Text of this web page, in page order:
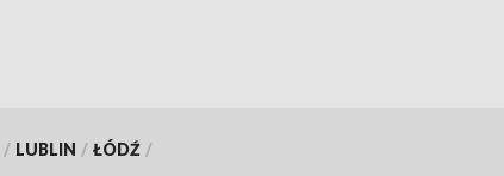
/ LUBLIN / ŁÓDŹ /